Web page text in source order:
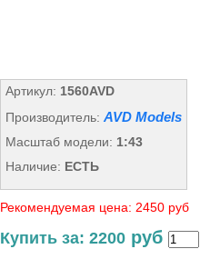
Артикул: 1560AVD
Производитель: AVD Models
Масштаб модели: 1:43
Наличие: ЕСТЬ
Рекомендуемая цена: 2450 руб
Купить за: 2200 руб